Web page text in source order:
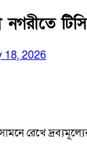
18, 2026
রেখে